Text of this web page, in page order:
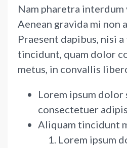
Nam pharetra
Aenean gravida mi
Praesent dapibus, nisi
tincidunt, quam dolor
metus, in convallis
Lorem ipsum dolor
consectetuer
Aliquam tincidunt
Lorem ipsum